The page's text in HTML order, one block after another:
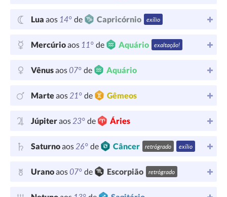
Lua aos 14° de Capricórnio exílio
Mercúrioaos 11° de Aquário exaltação!
Vênusaos07° de Aquário
Marteaos21° de Gêmeos
Júpiteraos23° de Áries
Saturnoaos26° de Câncer retrógrado exílio
Uranoaos07° de Escorpião retrógrado